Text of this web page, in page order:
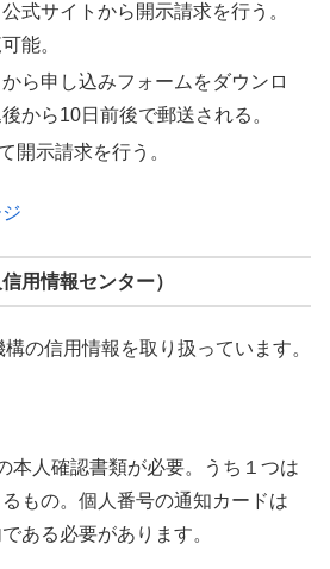
式サイトから開示請求を行う。
能。
ら申し込みフォームをダウンロ
から10日前後で郵送される。
開示請求を行う。
用情報センター）
の信用情報を取り扱っています。
本人確認書類が必要。うち１つは
もの。個人番号の通知カードは
ある必要があります。